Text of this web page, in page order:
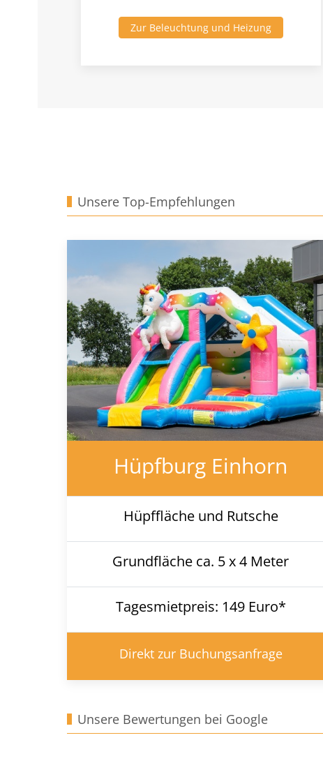
Zur Beleuchtung und Heizung
Unsere Top-Empfehlungen
Hüpfburg Einhorn
Hüpffläche und Rutsche
Grundfläche ca. 5 x 4 Meter
Tagesmietpreis: 149 Euro*
Direkt zur Buchungsanfrage
Unsere Bewertungen bei Google